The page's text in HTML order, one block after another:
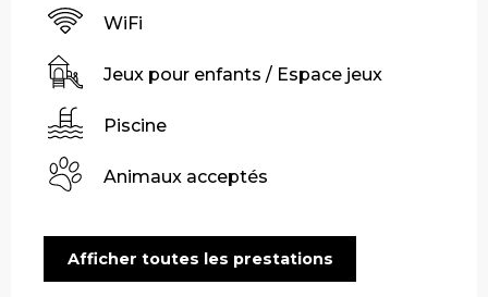
WiFi
Jeux pour enfants / Espace jeux
Piscine
Animaux acceptés
Afficher toutes les prestations